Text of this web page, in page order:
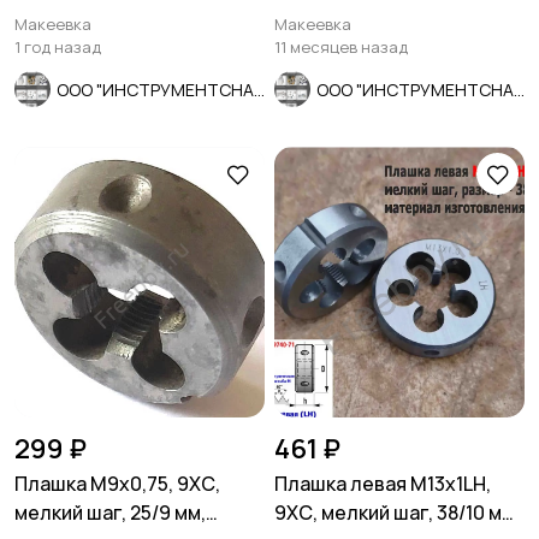
124/52 мм, 2360-0132.
Макеевка
1 год назад
Prof, зерно А320, , для
полир.
Макеевка
11 месяцев назад
299 ₽
Плашка М9х0,75, 9ХС,
мелкий шаг, 25/9 мм,
461 ₽
Плашка левая М13х1LH,
9ХС, мелкий шаг, 38/10 мм,